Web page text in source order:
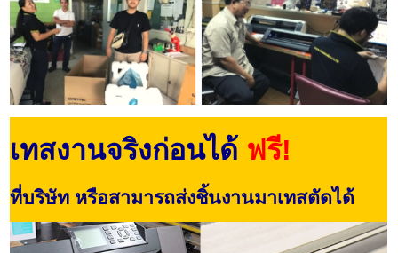
เทสงานจริงก่อนได้ ฟรี!
ที่บริษัท หรือสามารถส่งชิ้นงานมาเทสตัดได้